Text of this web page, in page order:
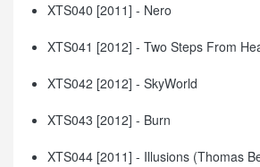
XTS040 [2011] - Nero
XTS041 [2012] - Two Steps From
XTS042 [2012] - SkyWorld
XTS043 [2012] - Burn
XTS044 [2011] - Illusions (Thomas